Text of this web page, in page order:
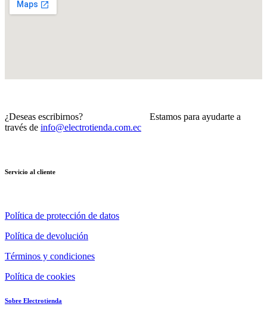
¿Deseas escribirnos? Estamos para ayudarte a
través de info@electrotienda.com.ec
Servicio al cliente
Política de protección de datos
Política de devolución
Términos y condiciones
Política de cookies
Sobre Electrotienda